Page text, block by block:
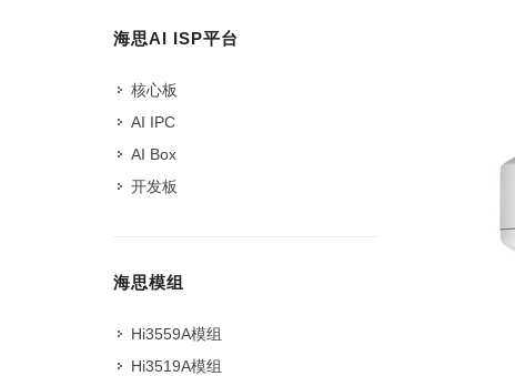
海思AI ISP平台
核心板
AI IPC
AI Box
开发板
海思模组
Hi3559A模组
Hi3519A模组